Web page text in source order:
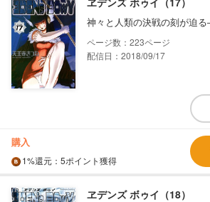
神々と人類の決戦の刻が迫
223
配信日：2018/09/17
購入
1%還元 ：5ポイント獲得
ヱデンズ ボゥイ（18）